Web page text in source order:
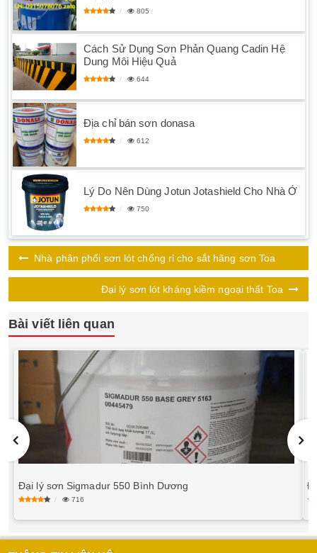
805
Cách Sử Dụng Sơn Phản Quang Cadin Hệ
Dung Môi Hiệu Quả
644
Địa chỉ bán sơn donasa
612
Lý Do Nên Dùng Jotun Jotashield Cho Nhà Ở
750
Nhà phân phối sơn lót chống rỉ cho sắt hãng sơn Toa
Đại lý sơn lót kháng kiềm ngoại thất Toa
Bài viết liên quan
Đại lý sơn Sigmadur 550 Bình Dương
716